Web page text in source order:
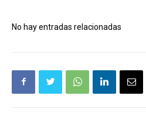
No hay entradas relacionadas